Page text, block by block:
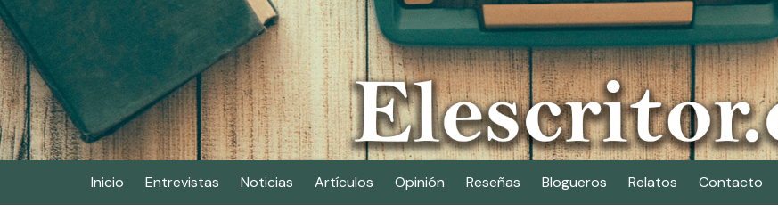
Skip
to
content
Elescritor.es
El periódico digital de los escritores
Inicio Entrevistas Noticias Artículos Opinión Reseñas Blogueros Relatos Contacto